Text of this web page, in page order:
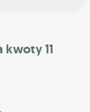
kwoty 11